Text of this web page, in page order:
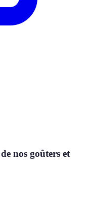
nos goûters et